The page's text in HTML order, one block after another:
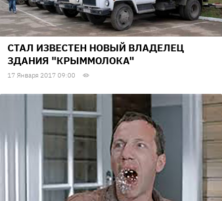
СТАЛ ИЗВЕСТЕН НОВЫЙ ВЛАДЕЛЕЦ
ЗДАНИЯ "КРЫММОЛОКА"
17 Января 2017 09:00